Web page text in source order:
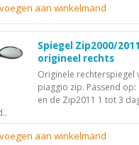
aan winkelmand
Spiegel Zip2000/2011
origineel rechts
Originele rechterspiegel
piaggio zip. Passend
en de Zip2011 1 tot 3
aan winkelmand